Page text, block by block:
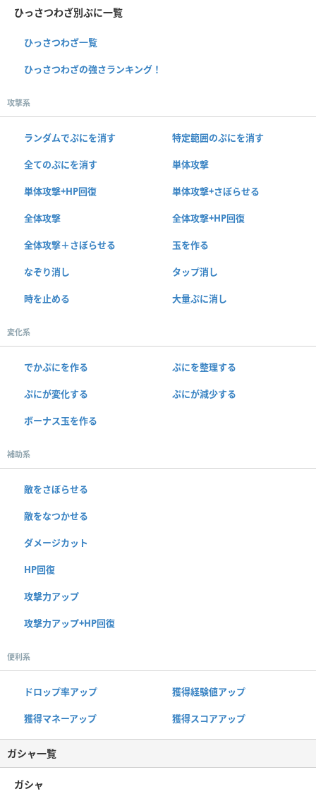
ひっさつわざ別ぷに一覧
ひっさつわざ一覧
ひっさつわざの強さランキング！
攻撃系
ランダムでぷにを消す 特定範囲のぷにを消す
全てのぷにを消す 単体攻撃
単体攻撃+HP回復 単体攻撃+さぼらせる
全体攻撃 全体攻撃+HP回復
全体攻撃＋さぼらせる 玉を作る
なぞり消し タップ消し
時を止める 大量ぷに消し
変化系
でかぷにを作る ぷにを整理する
ぷにが変化する ぷにが減少する
ボーナス玉を作る
補助系
敵をさぼらせる
敵をなつかせる
ダメージカット
HP回復
攻撃力アップ
攻撃力アップ+HP回復
便利系
ドロップ率アップ 獲得経験値アップ
獲得マネーアップ 獲得スコアアップ
ガシャ一覧
ガシャ